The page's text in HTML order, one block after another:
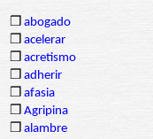
❒ abogado
❒ acelerar
❒ acretismo
❒ adherir
❒ afasia
❒ Agripina
❒ alambre